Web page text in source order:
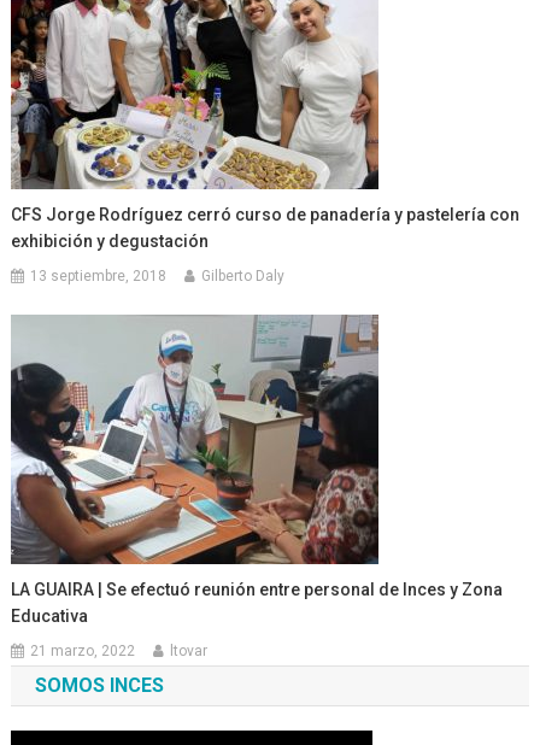
CFS Jorge Rodríguez cerró curso de panadería y pastelería con
exhibición y degustación
13 septiembre, 2018 Gilberto Daly
LA GUAIRA | Se efectuó reunión entre personal de Inces y Zona
Educativa
21 marzo, 2022 ltovar
SOMOS INCES